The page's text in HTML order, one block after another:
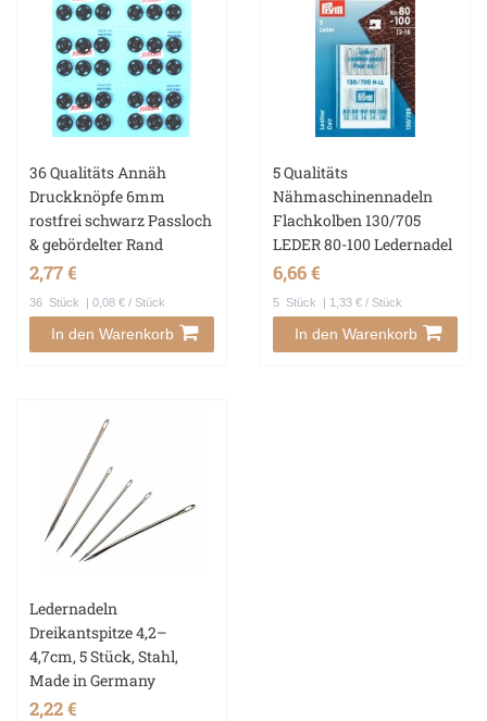
36 Qualitäts Annäh
Druckknöpfe 6mm
rostfrei schwarz Passloch
& gebördelter Rand
2,77 €
36 Stück | 0,08 € / Stück
In den Warenkorb
5 Qualitäts
Nähmaschinennadeln
Flachkolben 130/705
LEDER 80-100 Ledernadel
6,66 €
5 Stück | 1,33 € / Stück
In den Warenkorb
Ledernadeln
Dreikantspitze 4,2–
4,7cm, 5 Stück, Stahl,
Made in Germany
2,22 €